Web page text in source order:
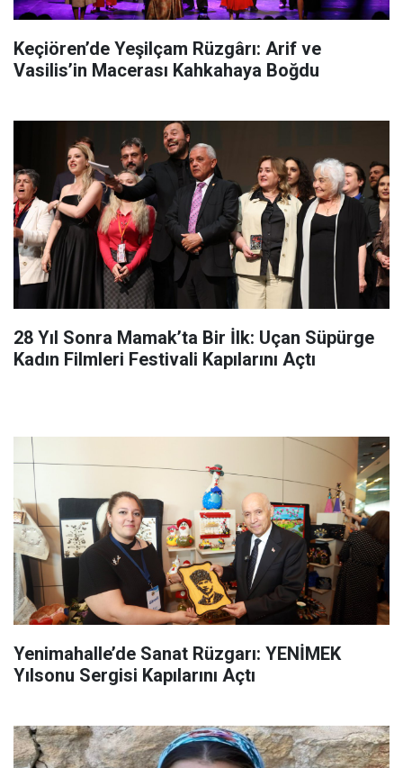
Keçiören’de Yeşilçam Rüzgârı: Arif ve
Vasilis’in Macerası Kahkahaya Boğdu
28 Yıl Sonra Mamak’ta Bir İlk: Uçan Süpürge
Kadın Filmleri Festivali Kapılarını Açtı
Yenimahalle’de Sanat Rüzgarı: YENİMEK
Yılsonu Sergisi Kapılarını Açtı